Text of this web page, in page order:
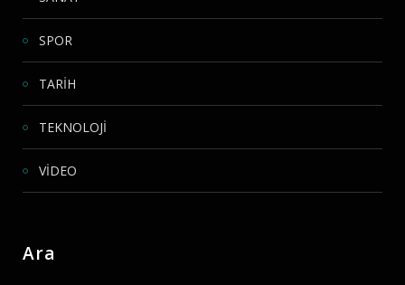
SPOR
TARİH
TEKNOLOJİ
VİDEO
Ara